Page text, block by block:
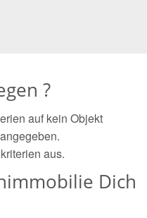
?
auf kein Objekt
aus.
Dich